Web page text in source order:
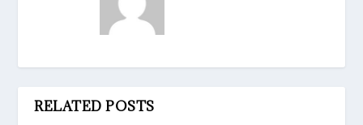
RELATED POSTS